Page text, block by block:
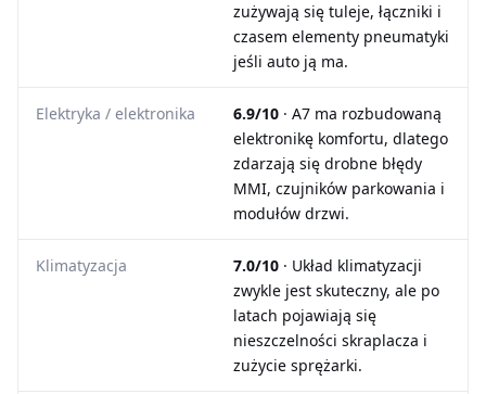
zużywają się tuleje, łączniki i
czasem elementy pneumatyki
jeśli auto ją ma.
Elektryka / elektronika 6.9/10 · A7 ma rozbudowaną
elektronikę komfortu, dlatego
zdarzają się drobne błędy
MMI, czujników parkowania i
modułów drzwi.
Klimatyzacja 7.0/10 · Układ klimatyzacji
zwykle jest skuteczny, ale po
latach pojawiają się
nieszczelności skraplacza i
zużycie sprężarki.